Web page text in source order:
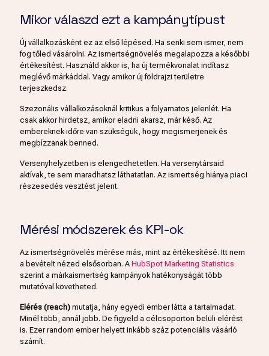
Mikor válaszd ezt a kampánytípust
Új vállalkozásként ez az első lépésed. Ha senki sem ismer, nem
fog tőled vásárolni. Az ismertségnövelés megalapozza a későbbi
értékesítést. Használd akkor is, ha új termékvonalat indítasz
meglévő márkáddal. Vagy amikor új földrajzi területre
terjeszkedsz.
Szezonális vállalkozásoknál kritikus a folyamatos jelenlét. Ha
csak akkor hirdetsz, amikor eladni akarsz, már késő. Az
embereknek időre van szükségük, hogy megismerjenek és
megbízzanak benned.
Versenyhelyzetben is elengedhetetlen. Ha versenytársaid
aktívak, te sem maradhatsz láthatatlan. Az ismertség hiánya piaci
részesedés vesztést jelent.
Mérési módszerek és KPI-ok
Az ismertségnövelés mérése más, mint az értékesítésé. Itt nem
a bevételt nézed elsősorban. A HubSpot Marketing Statistics
szerint a márkaismertség kampányok hatékonyságát több
mutatóval követheted.
Elérés (reach) mutatja, hány egyedi ember látta a tartalmadat.
Minél több, annál jobb. De figyeld a célcsoporton belüli elérést
is. Ezer random ember helyett inkább száz potenciális vásárló
számít.